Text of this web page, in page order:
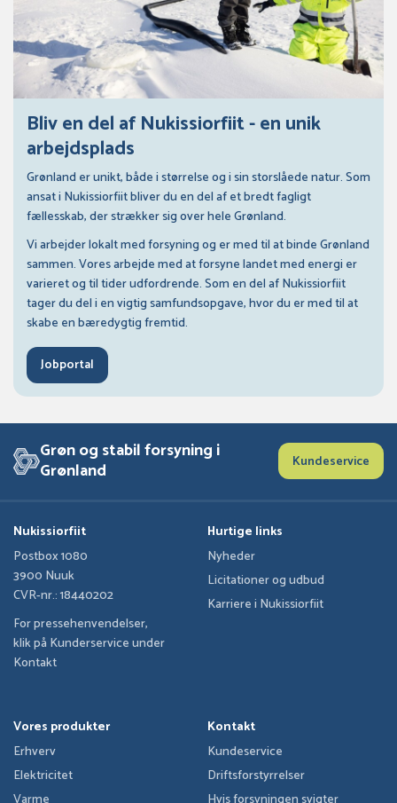
Bliv en del af Nukissiorfiit - en unik
arbejdsplads
Grønland er unikt, både i størrelse og i sin storslåede natur. Som
ansat i Nukissiorfiit bliver du en del af et bredt fagligt
fællesskab, der strækker sig over hele Grønland.
Vi arbejder lokalt med forsyning og er med til at binde Grønland
sammen. Vores arbejde med at forsyne landet med energi er
varieret og til tider udfordrende. Som en del af Nukissiorfiit
tager du del i en vigtig samfundsopgave, hvor du er med til at
skabe en bæredygtig fremtid.
Jobportal
Grøn og stabil forsyning i
Grønland Kundeservice
Nukissiorfiit
Postbox 1080
3900 Nuuk
CVR-nr.: 18440202
For pressehenvendelser,
klik på Kunderservice under
Kontakt
Hurtige links
Nyheder
Licitationer og udbud
Karriere i Nukissiorfiit
Vores produkter
Erhverv
Elektricitet
Kontakt
Kundeservice
Driftsforstyrrelser